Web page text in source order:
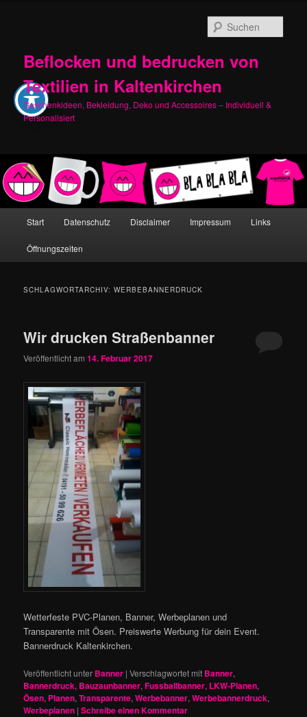
Beflocken und bedrucken von
Textilien in Kaltenkirchen
Geschenkideen, Bekleidung, Deko und Accessoires – Individuell &
Personalisiert
Start Datenschutz Disclaimer Impressum Links
Öffnungszeiten
SCHLAGWORTARCHIV:WERBEBANNERDRUCK
Wir drucken Straßenbanner
Veröffentlicht am14. Februar 2017
Wetterfeste PVC-Planen, Banner, Werbeplanen und
Transparente mit Ösen. Preiswerte Werbung für dein Event.
Bannerdruck Kaltenkirchen.
Veröffentlicht unter Banner |Verschlagwortet mit Banner,
Bannerdruck, Bauzaunbanner,Fussballbanner, LKW-Planen,
Ösen, Planen,Transparente,Werbebanner,Werbebannerdruck,
Werbeplanen |Schreibe einen Kommentar